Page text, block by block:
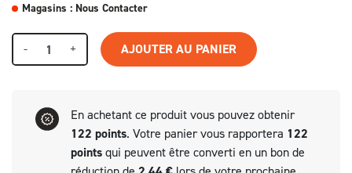
Magasins : Nous Contacter
- + AJOUTER AU PANIER
En achetant ce produit vous pouvez obtenir
122 points. Votre panier vous rapportera 122
pointsqui peuvent être converti en un bon de